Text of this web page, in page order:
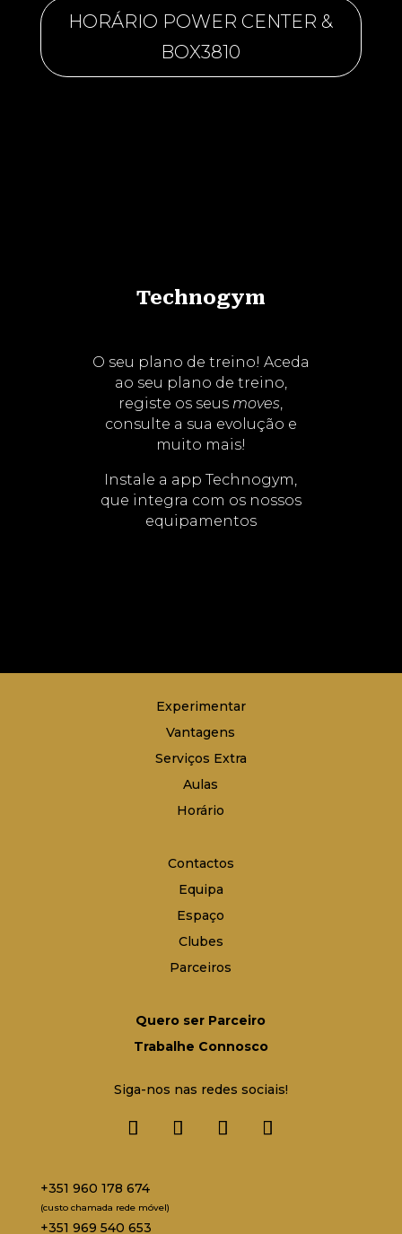
HORÁRIO POWER CENTER &
BOX3810
Technogym
O seu plano de treino! Aceda
ao seu plano de treino,
registe os seus moves,
consulte a sua evolução e
muito mais!
Instale a app Technogym,
que integra com os nossos
equipamentos
Experimentar
Vantagens
Serviços Extra
Aulas
Horário
Contactos
Equipa
Espaço
Clubes
Parceiros
Quero ser Parceiro
Trabalhe Connosco
Siga-nos nas redes sociais!
+351 960 178 674
(custo chamada rede móvel)
+351 969 540 653